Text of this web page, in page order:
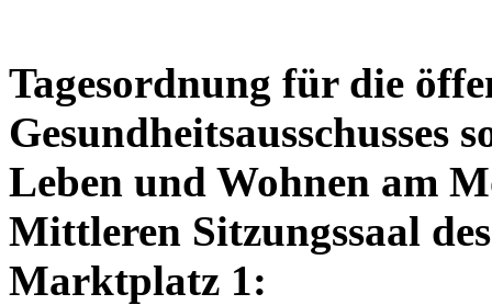
Tagesordnung für die
Gesundheitsausschusses
Leben und Wohnen am
Mittleren Sitzungssaal
Marktplatz 1: